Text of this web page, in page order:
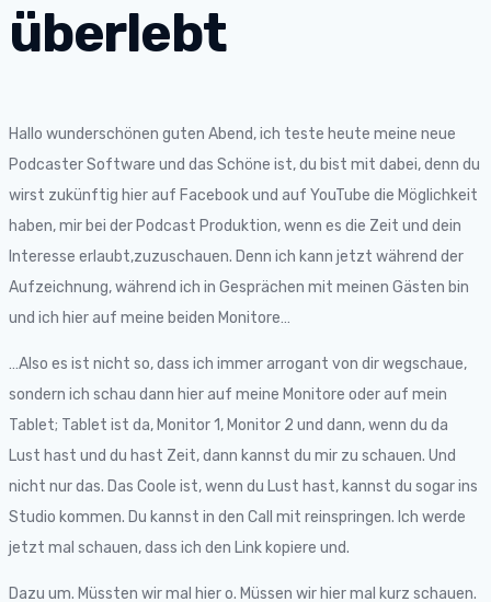
überlebt
Hallo wunderschönen guten Abend, ich teste heute meine neue
Podcaster Software und das Schöne ist, du bist mit dabei, denn du
wirst zukünftig hier auf Facebook und auf YouTube die Möglichkeit
haben, mir bei der Podcast Produktion, wenn es die Zeit und dein
Interesse erlaubt,zuzuschauen. Denn ich kann jetzt während der
Aufzeichnung, während ich in Gesprächen mit meinen Gästen bin
und ich hier auf meine beiden Monitore…
…Also es ist nicht so, dass ich immer arrogant von dir wegschaue,
sondern ich schau dann hier auf meine Monitore oder auf mein
Tablet; Tablet ist da, Monitor 1, Monitor 2 und dann, wenn du da
Lust hast und du hast Zeit, dann kannst du mir zu schauen. Und
nicht nur das. Das Coole ist, wenn du Lust hast, kannst du sogar ins
Studio kommen. Du kannst in den Call mit reinspringen. Ich werde
jetzt mal schauen, dass ich den Link kopiere und.
Dazu um. Müssten wir mal hier o. Müssen wir hier mal kurz schauen.